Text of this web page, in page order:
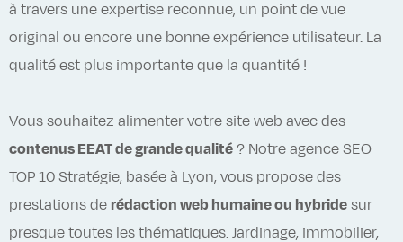
à travers une expertise reconnue, un point de vue
original ou encore une bonne expérience utilisateur. La
qualité est plus importante que la quantité !
Vous souhaitez alimenter votre site web avec des
contenus EEAT de grande qualité ? Notre agence SEO
TOP 10 Stratégie, basée à Lyon, vous propose des
prestations de rédaction web humaine ou hybride sur
presque toutes les thématiques. Jardinage, immobilier,